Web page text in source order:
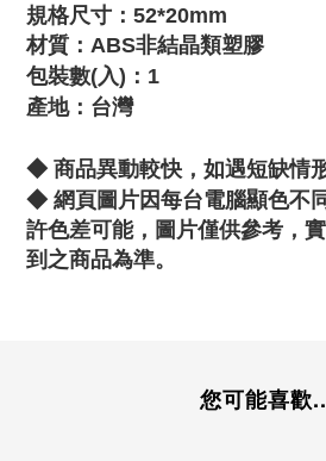
規格尺寸：52*20mm
材質：ABS非結晶類塑膠
包裝數(入)：1
產地：台灣
◆ 商品異動較快，如遇短缺情
◆ 網頁圖片因每台電腦顯色不
許色差可能，圖片僅供參考，
到之商品為準。
您可能喜歡